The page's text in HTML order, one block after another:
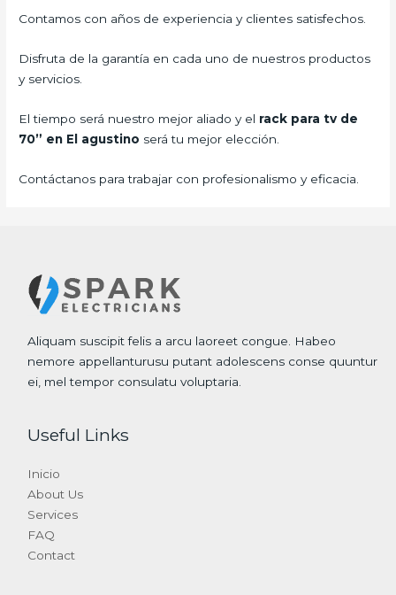
Contamos con años de experiencia y clientes satisfechos.
Disfruta de la garantía en cada uno de nuestros productos
y servicios.
El tiempo será nuestro mejor aliado y el rack para tv de
70” en El agustino será tu mejor elección.
Contáctanos para trabajar con profesionalismo y eficacia.
Aliquam suscipit felis a arcu laoreet congue. Habeo
nemore appellanturusu putant adolescens conse quuntur
ei, mel tempor consulatu voluptaria.
Useful Links
Inicio
About Us
Services
FAQ
Contact